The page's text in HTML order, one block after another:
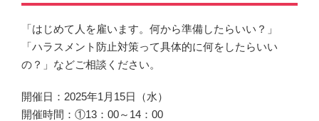
「はじめて人を雇います。何から準備したらいい？」
「ハラスメント防止対策って具体的に何をしたらいい
の？」などご相談ください。
開催日：2025年1月15日（水）
開催時間：①13：00～14：00